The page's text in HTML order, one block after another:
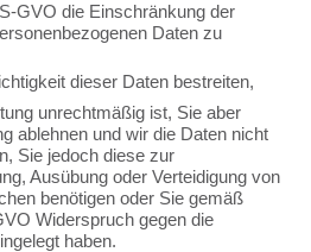
GVO die Einschränkung der
Daten zu
dieser Daten bestreiten,
unrechtmäßig ist, Sie aber
ablehnen und wir die Daten nicht
Sie jedoch diese zur
Ausübung oder Verteidigung von
benötigen oder Sie gemäß
Widerspruch gegen die
haben.